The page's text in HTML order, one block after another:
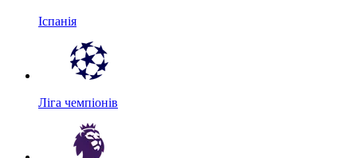
Іспанія
Ліга чемпіонів